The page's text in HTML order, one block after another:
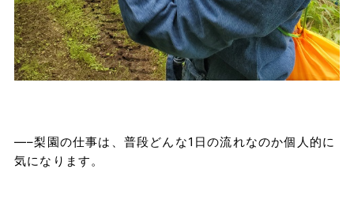
—–梨園の仕事は、普段どんな1 日の流れなのか個人的に
気になります。